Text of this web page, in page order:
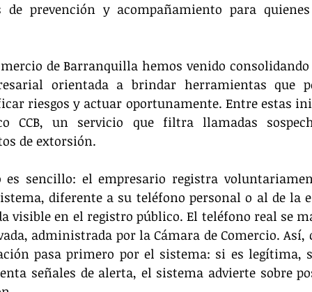
de prevención y acompañamiento para
de Barranquilla hemos venido
orientada a brindar herramientas que
riesgos y actuar oportunamente. Entre estas
CCB, un servicio que filtra llamadas
de extorsión.
es sencillo: el empresario registra
diferente a su teléfono personal o al de la
visible en el registro público. El teléfono real se
administrada por la Cámara de Comercio. Así,
pasa primero por el sistema: si es legítima,
señales de alerta, el sistema advierte sobre